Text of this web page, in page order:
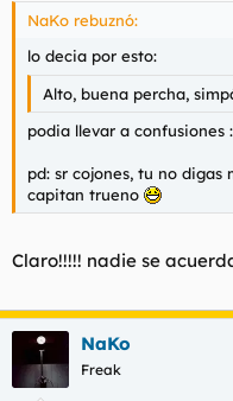
NaKo rebuznó:
lo decia por esto:
Alto, buena percha,
podia llevar a confusiones
pd: sr cojones, tu no digas
capitan trueno
Claro!!!!! nadie se
NaKo
Freak